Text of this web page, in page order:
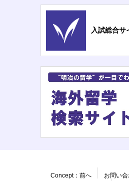
入試総合サ
Concept：前へ お問い